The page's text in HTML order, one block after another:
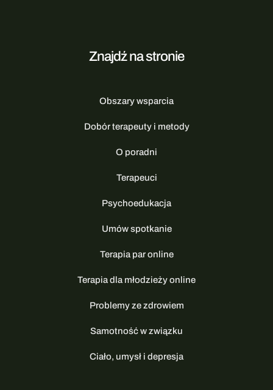
Znajdź na stronie
Obszary wsparcia
Dobór terapeuty i metody
O poradni
Terapeuci
Psychoedukacja
Umów spotkanie
Terapia par online
Terapia dla młodzieży online
Problemy ze zdrowiem
Samotność w związku
Ciało, umysł i depresja